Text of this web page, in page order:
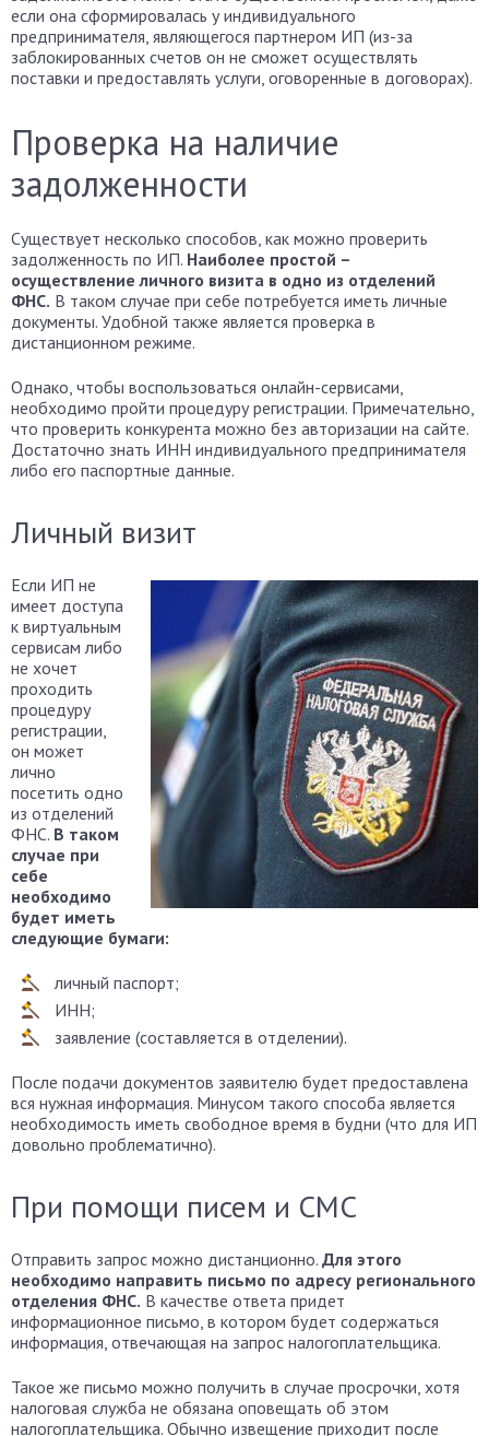
если она сформировалась у индивидуального
предпринимателя, являющегося партнером ИП (из-за
заблокированных счетов он не сможет осуществлять
поставки и предоставлять услуги, оговоренные в договорах).
Проверка на наличие
задолженности
Существует несколько способов, как можно проверить
задолженность по ИП. Наиболее простой –
осуществление личного визита в одно из отделений
ФНС. В таком случае при себе потребуется иметь личные
документы. Удобной также является проверка в
дистанционном режиме.
Однако, чтобы воспользоваться онлайн-сервисами,
необходимо пройти процедуру регистрации. Примечательно,
что проверить конкурента можно без авторизации на сайте.
Достаточно знать ИНН индивидуального предпринимателя
либо его паспортные данные.
Личный визит
Если ИП не
имеет доступа
к виртуальным
сервисам либо
не хочет
проходить
процедуру
регистрации,
он может
лично
посетить одно
из отделений
ФНС. В таком
случае при
себе
необходимо
будет иметь
следующие бумаги:
личный паспорт;
ИНН;
заявление (составляется в отделении).
После подачи документов заявителю будет предоставлена
вся нужная информация. Минусом такого способа является
необходимость иметь свободное время в будни (что для ИП
довольно проблематично).
При помощи писем и СМС
Отправить запрос можно дистанционно. Для этого
необходимо направить письмо по адресу регионального
отделения ФНС. В качестве ответа придет
информационное письмо, в котором будет содержаться
информация, отвечающая на запрос налогоплательщика.
Такое же письмо можно получить в случае просрочки, хотя
налоговая служба не обязана оповещать об этом
налогоплательщика. Обычно извещение приходит после